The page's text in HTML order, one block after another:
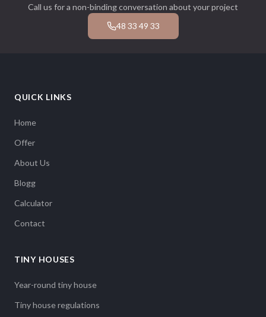
Call us for a non-binding conversation about your project
48 33 49 33
QUICK LINKS
Home
Offer
About Us
Blogg
Calculator
Contact
TINY HOUSES
Year-round tiny house
Tiny house regulations